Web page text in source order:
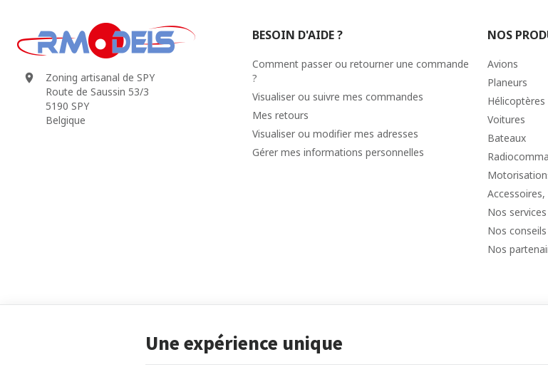
Zoning artisanal de SPY
Route de Saussin 53/3
5190 SPY
Belgique
BESOIN D'AIDE ?
Comment passer ou retourner une commande
?
Visualiser ou suivre mes commandes
Mes retours
Visualiser ou modifier mes adresses
Gérer mes informations personnelles
NOS
Avions
Planeurs
Voitures
Bateaux
Nos
Nos
Nos
Une expérience unique